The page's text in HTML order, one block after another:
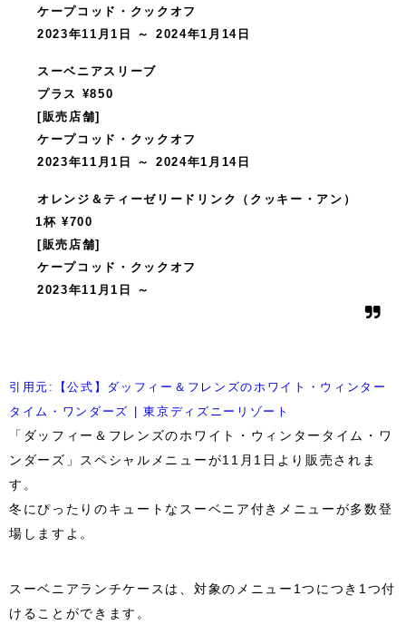
ケープコッド・クックオフ
2023年11月1日 ～ 2024年1月14日
スーベニアスリーブ
プラス ¥850
[販売店舗]
ケープコッド・クックオフ
2023年11月1日 ～ 2024年1月14日
オレンジ＆ティーゼリードリンク（クッキー・アン）
1杯 ¥700
[販売店舗]
ケープコッド・クックオフ
2023年11月1日 ～
引用元:【公式】ダッフィー＆フレンズのホワイト・ウィンター
タイム・ワンダーズ | 東京ディズニーリゾート
「ダッフィー＆フレンズのホワイト・ウィンタータイム・ワ
ンダーズ」スペシャルメニューが11月1日より販売されま
す。
冬にぴったりのキュートなスーベニア付きメニューが多数登
場しますよ。
スーベニアランチケースは、対象のメニュー1つにつき1つ付
けることができます。